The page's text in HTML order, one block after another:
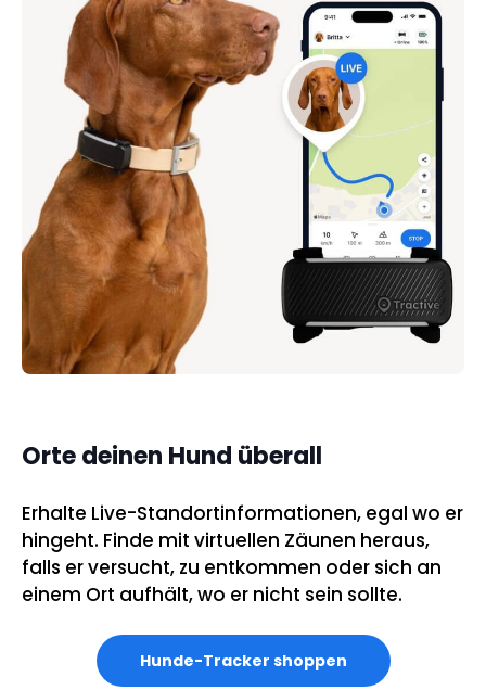
Orte deinen Hund überall
Erhalte Live-Standortinformationen, egal wo er
hingeht. Finde mit virtuellen Zäunen heraus,
falls er versucht, zu entkommen oder sich an
einem Ort aufhält, wo er nicht sein sollte.
Hunde-Tracker shoppen